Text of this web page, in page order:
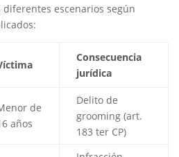
escenarios según
Consecuencia
jurídica
de
años
Delito de
grooming (art.
183 ter CP)